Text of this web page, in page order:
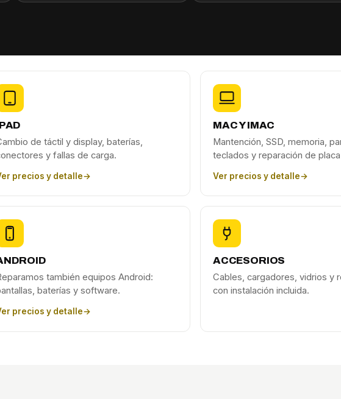
de táctil y display, baterías,
y fallas de carga.
precios y detalle→
MAC Y IMAC
Mantención, SSD, memoria,
teclados y reparación de
Ver precios y detalle→
también equipos Android:
baterías y software.
precios y detalle→
ACCESORIOS
Cables, cargadores, vidrios y
con instalación incluida.